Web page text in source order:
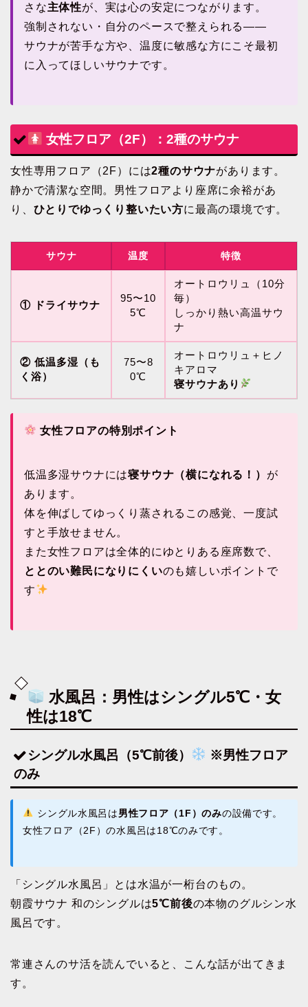
さな主体性が、実は心の安定につながります。
強制されない・自分のペースで整えられる——
サウナが苦手な方や、温度に敏感な方にこそ最初
に入ってほしいサウナです。
女性フロア（2F）：2種のサウナ
女性専用フロア（2F）には2種のサウナがあります。
静かで清潔な空間。男性フロアより座席に余裕があ
り、 ひとりでゆっくり整いたい方に最高の環境です。
サウナ 温度 特徴
① ドライサウナ
95〜10
5℃
オートロウリュ（10分
毎）
しっかり熱い高温サウ
ナ
② 低温多湿（も
く浴）
75〜8
0℃
オートロウリュ＋ヒノ
キアロマ
寝サウナあり
女性フロアの特別ポイント
低温多湿サウナには寝サウナ（横になれる！） が
あります。
体を伸ばしてゆっくり蒸されるこの感覚、一度試
すと手放せません。
また女性フロアは全体的にゆとりある座席数で、
ととのい難民になりにくいのも嬉しいポイントで
す
水風呂：男性はシングル5℃・女
性は18℃
シングル水風呂（5℃前後）
※男性フロア
のみ
シングル水風呂は男性フロア（1F）のみの設備です。
女性フロア（2F）の水風呂は18℃のみです。
「シングル水風呂」とは水温が一桁台のもの。
朝霞サウナ 和のシングルは5℃前後の本物のグルシン水
風呂です。
常連さんのサ活を読んでいると、こんな話が出てきま
す。